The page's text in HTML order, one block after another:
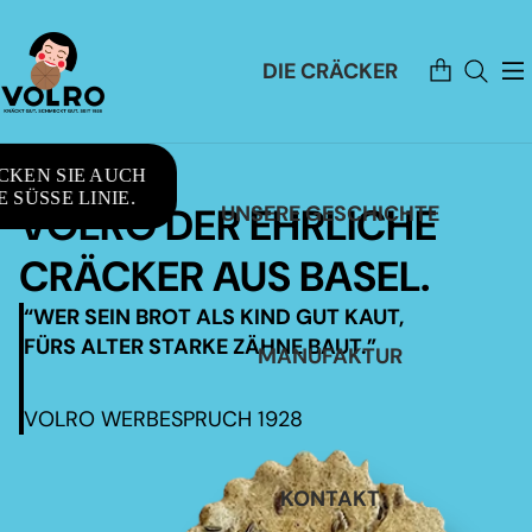
DIE CRÄCKER
UNSERE GESCHICHTE
MANUFAKTUR
KONTAKT
Artikel
im
Warenkorb
SIE AUCH
SÜSSE LINIE.
VOLRO DER EHRLICHE
CRÄCKER AUS BASEL.
“WER SEIN BROT ALS KIND GUT KAUT,
FÜRS ALTER STARKE ZÄHNE BAUT.”
VOLRO WERBESPRUCH 1928